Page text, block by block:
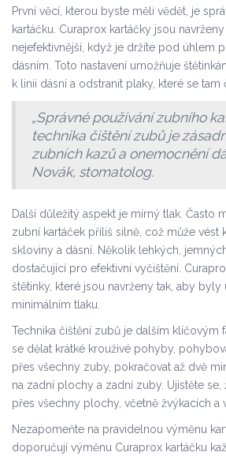
První věcí, kterou byste měli vědět, je
kartáčku. Curaprox kartáčky jsou
nejefektivnější, když je držíte pod úhlem
dásním. Toto nastavení umožňuje
k linii dásní a odstranit plaky, které se tam
„Správné používání zubního
technika čištění zubů je
zubních kazů a onemocnění
Novák, stomatolog.
Další důležitý aspekt je mírný tlak. Často
zubní kartáček příliš silně, což může vést
skloviny a dásní. Několik lehkých,
dostačující pro efektivní vyčištění.
štětinky, které jsou navrženy tak, aby byly
minimálním tlaku.
Technika čištění zubů je dalším klíčovým
se dělat krátké krouživé pohyby,
přes všechny zuby, pokračovat až dvě
na zadní plochy a zadní zuby. Ujistěte se,
přes všechny plochy, včetně žvýkacích a
Nezapomeňte na pravidelnou výměnu
doporučují výměnu Curaprox kartáčku